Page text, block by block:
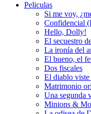
Peliculas
Si me voy,
Confidencial
Hello, Dolly!
El secuestro
La ironía del
El bueno, el
Dos fiscales
El diablo viste
Matrimonio
Una segunda
Minions &